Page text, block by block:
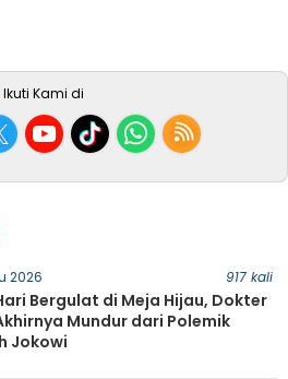
Ikuti Kami di
2026 917 kali
Bergulat di Meja Hijau, Dokter
Mundur dari Polemik
Jokowi